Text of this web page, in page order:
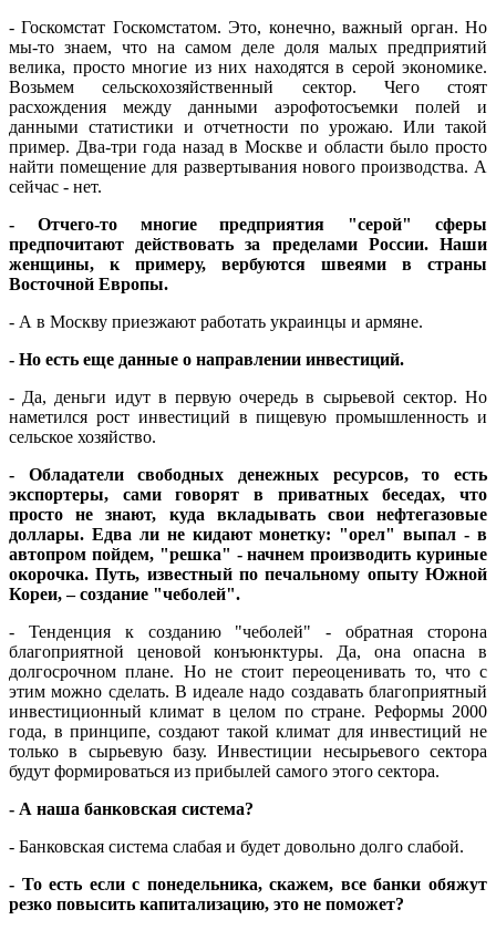
- Госкомстат Госкомстатом. Это, конечно, важный орган. Но
мы-то знаем, что на самом деле доля малых предприятий
велика, просто многие из них находятся в серой экономике.
Возьмем сельскохозяйственный сектор. Чего стоят
расхождения между данными аэрофотосъемки полей и
данными статистики и отчетности по урожаю. Или такой
пример. Два-три года назад в Москве и области было просто
найти помещение для развертывания нового производства. А
сейчас - нет.
- Отчего-то многие предприятия "серой" сферы
предпочитают действовать за пределами России. Наши
женщины, к примеру, вербуются швеями в страны
Восточной Европы.
- А в Москву приезжают работать украинцы и армяне.
- Но есть еще данные о направлении инвестиций.
- Да, деньги идут в первую очередь в сырьевой сектор. Но
наметился рост инвестиций в пищевую промышленность и
сельское хозяйство.
- Обладатели свободных денежных ресурсов, то есть
экспортеры, сами говорят в приватных беседах, что
просто не знают, куда вкладывать свои нефтегазовые
доллары. Едва ли не кидают монетку: "орел" выпал - в
автопром пойдем, "решка" - начнем производить куриные
окорочка. Путь, известный по печальному опыту Южной
Кореи, – создание "чеболей".
- Тенденция к созданию "чеболей" - обратная сторона
благоприятной ценовой конъюнктуры. Да, она опасна в
долгосрочном плане. Но не стоит переоценивать то, что с
этим можно сделать. В идеале надо создавать благоприятный
инвестиционный климат в целом по стране. Реформы 2000
года, в принципе, создают такой климат для инвестиций не
только в сырьевую базу. Инвестиции несырьевого сектора
будут формироваться из прибылей самого этого сектора.
- А наша банковская система?
- Банковская система слабая и будет довольно долго слабой.
- То есть если с понедельника, скажем, все банки обяжут
резко повысить капитализацию, это не поможет?